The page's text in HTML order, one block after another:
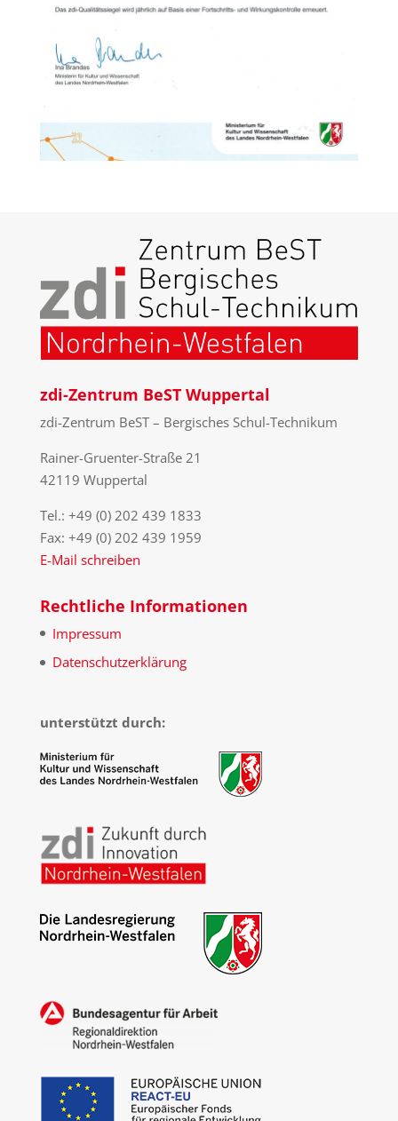
zdi-Zentrum BeST Wuppertal
zdi-Zentrum BeST – Bergisches Schul-Technikum
Rainer-Gruenter-Straße 21
42119 Wuppertal
Tel.: +49 (0) 202 439 1833
Fax: +49 (0) 202 439 1959
E-Mail schreiben
Rechtliche Informationen
Impressum
Datenschutzerklärung
unterstützt durch: